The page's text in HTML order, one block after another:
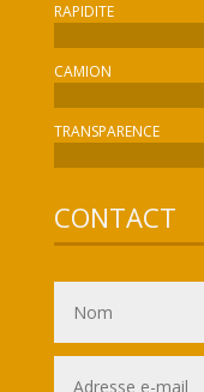
RAPIDITE
CAMION
TRANSPARENCE
CONTACT